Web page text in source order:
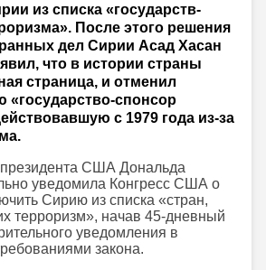
из списка «государств-
После этого решения
дел Сирии Асад Хасан
что в истории страны
страница, и отменил
«государство-спонсор
с 1979 года из-за
США Дональда
уведомила Конгресс США о
Сирию из списка «стран,
терроризм», начав 45-дневный
уведомления в
закона.